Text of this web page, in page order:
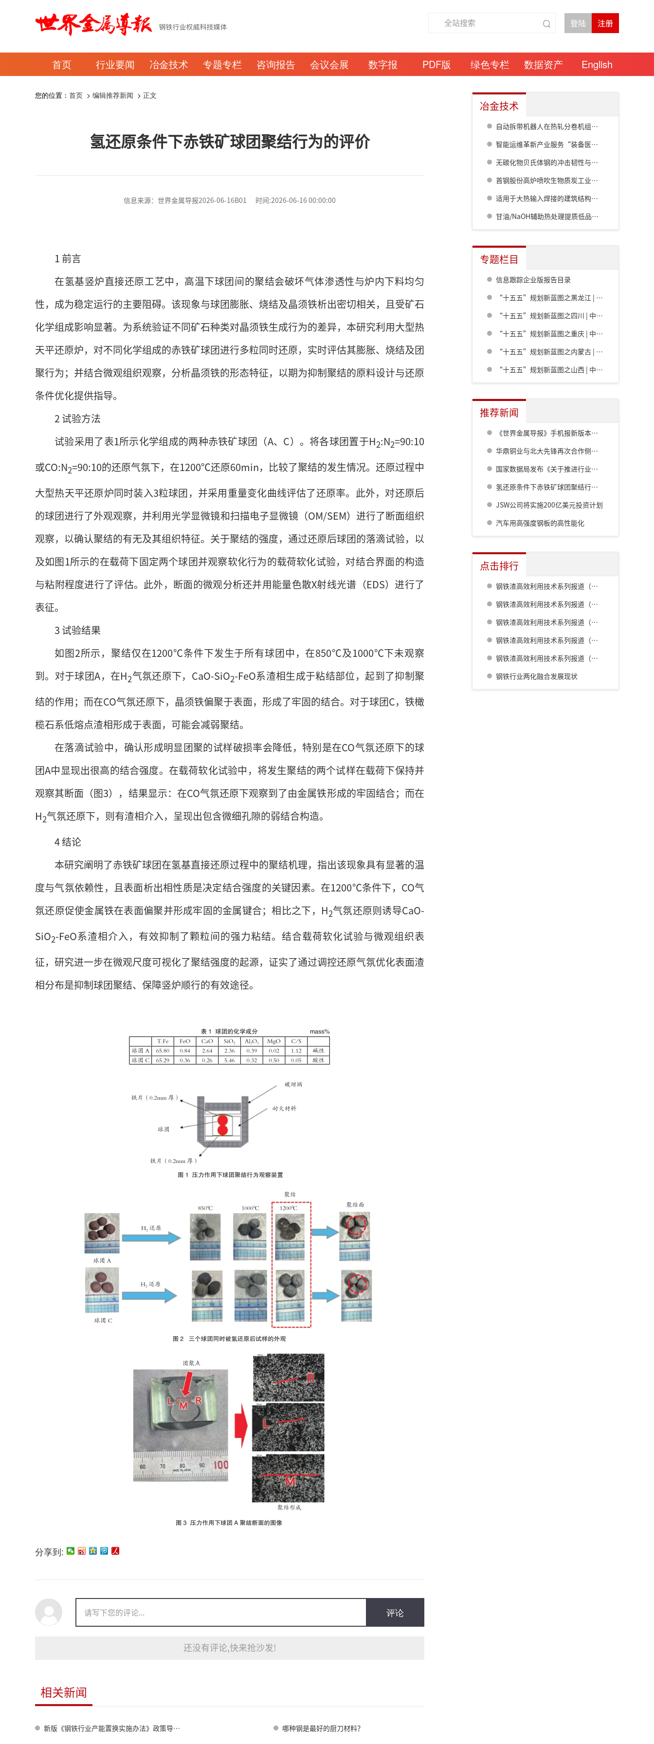
首页 行业要闻 冶金技术 专题专栏 咨询报告 会议会展 数字报 PDF版 绿色专栏 数据资产 English
您的位置： 首页 > 编辑推荐新闻 > 正文
氢还原条件下赤铁矿球团聚结行为的评价
信息来源：世界金属导报2026-06-16B01 时间:2026-06-16 00:00:00
1 前言
在氢基竖炉直接还原工艺中，高温下球团间的聚结会破坏气体渗透性与炉内下料均匀
性，成为稳定运行的主要阻碍。该现象与球团膨胀、烧结及晶须铁析出密切相关，且受矿石
化学组成影响显著。为系统验证不同矿石种类对晶须铁生成行为的差异，本研究利用大型热
天平还原炉，对不同化学组成的赤铁矿球团进行多粒同时还原，实时评估其膨胀、烧结及团
聚行为；并结合微观组织观察，分析晶须铁的形态特征，以期为抑制聚结的原料设计与还原
条件优化提供指导。
2 试验方法
试验采用了表1所示化学组成的两种赤铁矿球团（A、C）。将各球团置于H 2:N 2=90:10
或CO:N 2=90:10的还原气氛下，在1200℃还原60min，比较了聚结的发生情况。还原过程中
大型热天平还原炉同时装入3粒球团，并采用重量变化曲线评估了还原率。此外，对还原后
的球团进行了外观观察，并利用光学显微镜和扫描电子显微镜（OM/SEM）进行了断面组织
观察，以确认聚结的有无及其组织特征。关于聚结的强度，通过还原后球团的落滴试验，以
及如图1所示的在载荷下固定两个球团并观察软化行为的载荷软化试验，对结合界面的构造
与粘附程度进行了评估。此外，断面的微观分析还并用能量色散X射线光谱（EDS）进行了
表征。
3 试验结果
如图2所示，聚结仅在1200℃条件下发生于所有球团中，在850℃及1000℃下未观察
到。对于球团A，在H 2气氛还原下，CaO-SiO2-FeO系渣相生成于粘结部位，起到了抑制聚
结的作用；而在CO气氛还原下，晶须铁偏聚于表面，形成了牢固的结合。对于球团C，铁橄
榄石系低熔点渣相形成于表面，可能会减弱聚结。
在落滴试验中，确认形成明显团聚的试样破损率会降低，特别是在CO气氛还原下的球
团A中显现出很高的结合强度。在载荷软化试验中，将发生聚结的两个试样在载荷下保持并
观察其断面（图3），结果显示：在CO气氛还原下观察到了由金属铁形成的牢固结合；而在
H 2气氛还原下，则有渣相介入，呈现出包含微细孔隙的弱结合构造。
4 结论
本研究阐明了赤铁矿球团在氢基直接还原过程中的聚结机理，指出该现象具有显著的温
度与气氛依赖性，且表面析出相性质是决定结合强度的关键因素。在1200℃条件下，CO气
氛还原促使金属铁在表面偏聚并形成牢固的金属键合；相比之下，H 2气氛还原则诱导CaO-
SiO2-FeO系渣相介入，有效抑制了颗粒间的强力粘结。结合载荷软化试验与微观组织表
征，研究进一步在微观尺度可视化了聚结强度的起源，证实了通过调控还原气氛优化表面渣
相分布是抑制球团聚结、保障竖炉顺行的有效途径。
分享到:
评论
还没有评论,快来抢沙发!
相关新闻
新版《钢铁行业产能置换实施办法》政策导向与变化分析 哪种钢是最好的厨刀材料？
冶金技术
自动拆带机器人在热轧分卷机组的研究与应用
智能运维革新产业服务“装备医院”护航钢铁升级
无碳化物贝氏体钢的冲击韧性与疲劳裂纹扩展行为研究
首钢股份高炉喷吹生物质炭工业试验研究及数值模拟分析
适用于大热输入焊接的建筑结构用780MPa级钢的开发
甘油/NaOH辅助热处理提质低品位铁矿石的研究
专题栏目
信息跟踪企业版报告目录
“十五五”规划新蓝图之黑龙江 | 中共黑龙江省委关于制定国民经济和社会发展第十五个五年规划的建议
“十五五”规划新蓝图之四川 | 中共四川省委关于制定四川省国民经济和社会发展第十五个五年规划的建议
“十五五”规划新蓝图之重庆 | 中共重庆市委关于制定重庆市国民经济和社会发展第十五个五年规划的建议
“十五五”规划新蓝图之内蒙古 | 内蒙古自治区党委关于制定国民经济和社会发展第十五个五年规划的建议
“十五五”规划新蓝图之山西 | 中共山西省委关于制定山西省国民经济和社会发展第十五个五年规划的建议
推荐新闻
《世界金属导报》手机报新版本发布，免费下载，免费看
华鼎铜业与北大先锋再次合作侧吹炉配套6000立方制氧项目
国家数据局发布《关于推进行业高质量数据集建设行动的实施方案》
氢还原条件下赤铁矿球团聚结行为的评价
JSW公司将实施200亿美元投资计划
汽车用高强度钢板的高性能化
点击排行
钢铁渣高效利用技术系列报道（一） 室兰钢铁厂用钢渣骨料配制重混凝土的研究
钢铁渣高效利用技术系列报道（二） 鹿岛钢铁厂钢铁渣利用技术的开发
钢铁渣高效利用技术系列报道（五） 八幡厂钢铁渣的利用
钢铁渣高效利用技术系列报道（三） 名古屋厂铁水预处理炉渣肥料化的开发
钢铁渣高效利用技术系列报道（四） 广畑厂灰石材生产利用技术的开发
钢铁行业两化融合发展现状